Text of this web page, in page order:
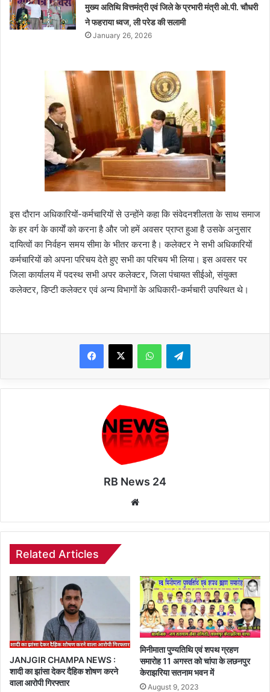
मुख्य अतिथि वित्तमंत्री एवं जिले के प्रभारी मंत्री ओ.पी. चौधरी
ने फहराया ध्वज, ली परेड की सलामी
January 26, 2026
इस दौरान अधिकारियों-कर्मचारियों से उन्होंने कहा कि संवेदनशीलता के साथ समाज
के हर वर्ग के कार्याें को करना है और जो हमें अवसर प्राप्त हुआ है उसके अनुसार
दायित्वों का निर्वहन समय सीमा के भीतर करना है। कलेक्टर ने सभी अधिकारियों
कर्मचारियों को अपना परिचय देते हुए सभी का परिचय भी लिया। इस अवसर पर
जिला कार्यालय में पदस्थ सभी अपर कलेक्टर, जिला पंचायत सीईओ, संयुक्त
कलेक्टर, डिप्टी कलेक्टर एवं अन्य विभागों के अधिकारी-कर्मचारी उपस्थित थे।
WhatsAppTelegram
RB News 24
Related Articles
JANJGIR CHAMPA NEWS :
शादी का झांसा देकर दैहिक शोषण करने
वाला आरोपी गिरफ्तार
मिनीमाता पुण्यतिथि एवं शपथ ग्रहण
समारोह 11 अगस्त को चांपा के लछनपुर
केराझरिया सतनाम भवन में
August 9, 2023